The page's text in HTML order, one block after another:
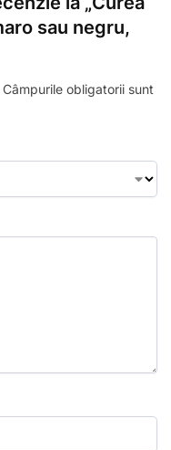
sau negru,
Câmpurile obligatorii sunt